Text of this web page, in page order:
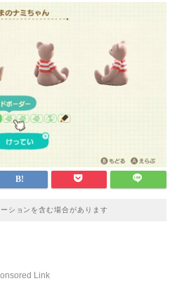
ションを含む場合があります
Link